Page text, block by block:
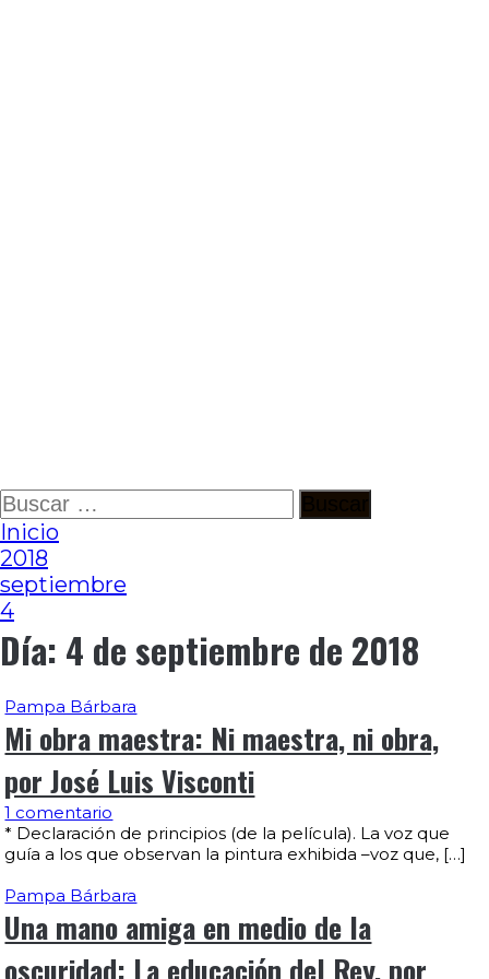
Ir
al
contenido
Buscar:
Inicio
2018
septiembre
4
Día: 4 de septiembre de 2018
Pampa Bárbara
Mi obra maestra: Ni maestra, ni obra,
por José Luis Visconti
1 comentario
* Declaración de principios (de la película). La voz que
guía a los que observan la pintura exhibida –voz que, […]
Pampa Bárbara
Una mano amiga en medio de la
oscuridad: La educación del Rey, por